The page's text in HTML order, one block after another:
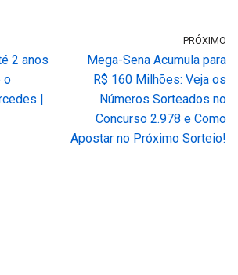
2 anos
o
|
PRÓXIMO
Mega-Sena Acumula para
R$ 160 Milhões: Veja os
Números Sorteados no
Concurso 2.978 e Como
Apostar no Próximo Sorteio!